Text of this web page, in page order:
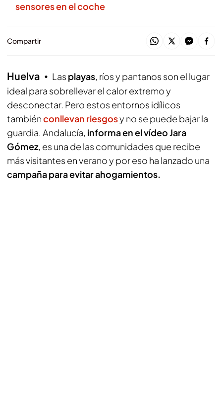
sensores en el coche
Compartir
Huelva Las playas, ríos y pantanos son el lugar
ideal para sobrellevar el calor extremo y
desconectar. Pero estos entornos idílicos
tambiénconllevan riesgosy no se puede bajar la
guardia. Andalucía, informa en el vídeo Jara
Gómez, es una de las comunidades que recibe
más visitantes en verano y por eso ha lanzado una
campaña para evitar ahogamientos.